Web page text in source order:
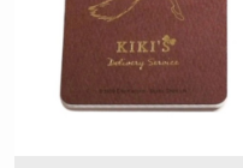
petite